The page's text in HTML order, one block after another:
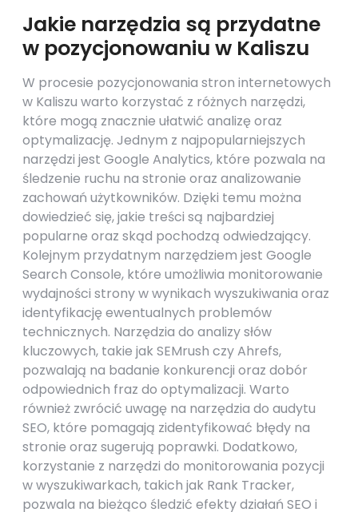
Jakie narzędzia są przydatne
w pozycjonowaniu w Kaliszu
W procesie pozycjonowania stron internetowych
w Kaliszu warto korzystać z różnych narzędzi,
które mogą znacznie ułatwić analizę oraz
optymalizację. Jednym z najpopularniejszych
narzędzi jest Google Analytics, które pozwala na
śledzenie ruchu na stronie oraz analizowanie
zachowań użytkowników. Dzięki temu można
dowiedzieć się, jakie treści są najbardziej
popularne oraz skąd pochodzą odwiedzający.
Kolejnym przydatnym narzędziem jest Google
Search Console, które umożliwia monitorowanie
wydajności strony w wynikach wyszukiwania oraz
identyfikację ewentualnych problemów
technicznych. Narzędzia do analizy słów
kluczowych, takie jak SEMrush czy Ahrefs,
pozwalają na badanie konkurencji oraz dobór
odpowiednich fraz do optymalizacji. Warto
również zwrócić uwagę na narzędzia do audytu
SEO, które pomagają zidentyfikować błędy na
stronie oraz sugerują poprawki. Dodatkowo,
korzystanie z narzędzi do monitorowania pozycji
w wyszukiwarkach, takich jak Rank Tracker,
pozwala na bieżąco śledzić efekty działań SEO i